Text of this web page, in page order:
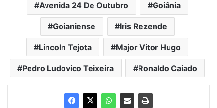
Avenida 24 De Outubro Goiânia
Goianiense Iris Rezende
Lincoln Tejota Major Vitor Hugo
Pedro Ludovico Teixeira Ronaldo Caiado